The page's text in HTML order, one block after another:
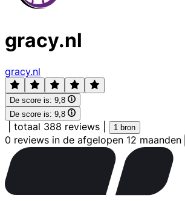
gracy.nl
gracy.nl
De score is: 9,8
De score is: 9,8
totaal 388 reviews 1 bron
0 reviews in de afgelopen 12 maanden